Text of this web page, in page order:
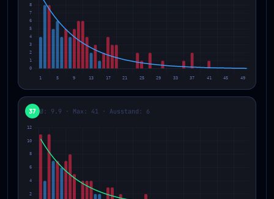
37 Ø: 9.9 · Max: 41 · Ausstand: 6